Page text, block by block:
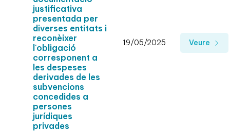
justificativa
presentada per
diverses entitats i
reconèixer
l'obligació
corresponent a
les despeses
derivades de les
subvencions
concedides a
persones
jurídiques
privades
19/05/2025 Veure